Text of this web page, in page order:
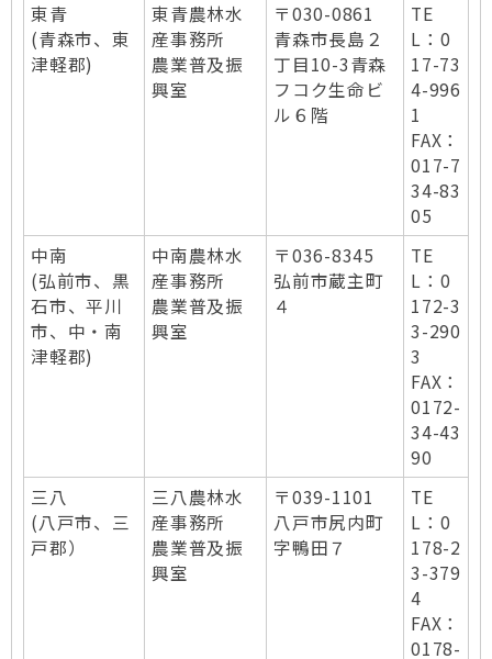
東青
(青森市、東
津軽郡)
東青農林水
産事務所
農業普及振
興室
〒030-0861
青森市長島２
丁目10-3青森
フコク生命ビ
ル６階
TE
L：0
17-73
4-996
1
FAX：
017-7
34-83
05
中南
(弘前市、黒
石市、平川
市、中・南
津軽郡)
中南農林水
産事務所
農業普及振
興室
〒036-8345
弘前市蔵主町
４
TE
L：0
172-3
3-290
3
FAX：
0172-
34-43
90
三八
(八戸市、三
戸郡）
三八農林水
産事務所
農業普及振
興室
〒039-1101
八戸市尻内町
字鴨田７
TE
L：0
178-2
3-379
4
FAX：
0178-